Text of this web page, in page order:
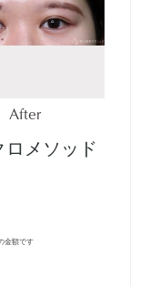
After
メソッド
金額です